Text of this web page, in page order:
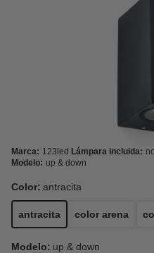
Marca: 123led Lámpara incluida: no
Modelo: up & down
Color: antracita
antracita color arena
Modelo: up & down